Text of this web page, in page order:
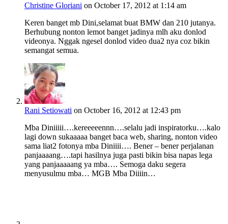
Christine Gloriani on October 17, 2012 at 1:14 am
Keren banget mb Dini,selamat buat BMW dan 210 jutanya.
Berhubung nonton lemot banget jadinya mlh aku donlod
videonya. Nggak ngesel donlod video dua2 nya coz bikin
semangat semua.
Rani Setiowati on October 16, 2012 at 12:43 pm
Mba Diniiiii….kereeeeennn….selalu jadi inspiratorku….kalo
lagi down sukaaaaa banget baca web, sharing, nonton video
sama liat2 fotonya mba Diniiii…. Bener – bener perjalanan
panjaaaang….tapi hasilnya juga pasti bikin bisa napas lega
yang panjaaaaang ya mba…. Semoga daku segera
menyusulmu mba… MGB Mba Diiiin…